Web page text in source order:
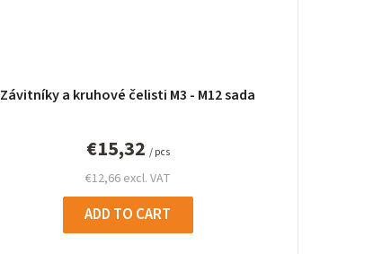
Závitníky a kruhové čelisti M3 - M12 sada
€12,66 excl. VAT
€15,32 / pcs
ADD TO CART